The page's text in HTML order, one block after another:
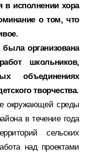
в исполнении хора
о том, что
организована
школьников,
объединениях
творчества.
окружающей среды
в течение года
сельских
над проектами